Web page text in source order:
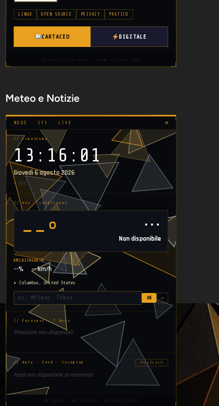
LINUX OPEN SOURCE PRIVACY PRATICO
CARTACEO DIGITALE
Meteo e Notizie
NODE · SYS · LIVE
// timestamp
13:16:01
Giovedì 6 agosto 2026
▸ UTC
// env · conditions
--° ⋯
Non disponibile
UMIDITÀ
--%
VENTO
-- km/h
▸ Columbus, United States
OK ↺
// forecast · 7 days
Previsioni non disponibili.
// data · feed · incoming ⟳refresh
Feed non disponibile al momento.